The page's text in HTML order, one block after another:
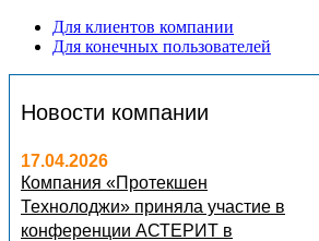
Для клиентов компании
Для конечных пользователей
Новости компании
17.04.2026
Компания «Протекшен
Технолоджи» приняла участие в
конференции АСТЕРИТ в